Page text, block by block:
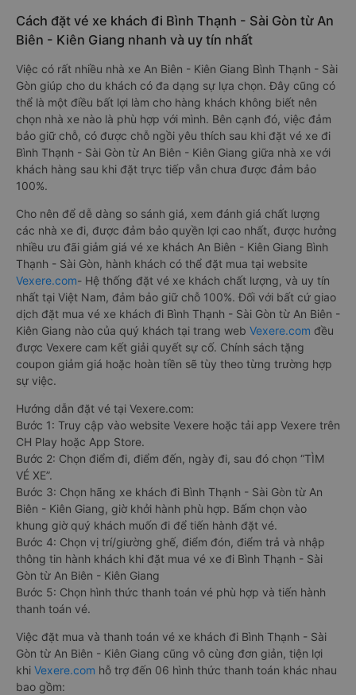
Cách đặt vé xe khách đi Bình Thạnh - Sài Gòn từ An
Biên - Kiên Giang nhanh và uy tín nhất
Việc có rất nhiều nhà xe An Biên - Kiên Giang Bình Thạnh - Sài
Gòn giúp cho du khách có đa dạng sự lựa chọn. Đây cũng có
thể là một điều bất lợi làm cho hàng khách không biết nên
chọn nhà xe nào là phù hợp với mình. Bên cạnh đó, việc đảm
bảo giữ chỗ, có được chỗ ngồi yêu thích sau khi đặt vé xe đi
Bình Thạnh - Sài Gòn từ An Biên - Kiên Giang giữa nhà xe với
khách hàng sau khi đặt trực tiếp vẫn chưa được đảm bảo
100%.
Cho nên để dễ dàng so sánh giá, xem đánh giá chất lượng
các nhà xe đi, được đảm bảo quyền lợi cao nhất, được hưởng
nhiều ưu đãi giảm giá vé xe khách An Biên - Kiên Giang Bình
Thạnh - Sài Gòn, hành khách có thể đặt mua tại website
Vexere.com- Hệ thống đặt vé xe khách chất lượng, và uy tín
nhất tại Việt Nam, đảm bảo giữ chỗ 100%. Đối với bất cứ giao
dịch đặt mua vé xe khách đi Bình Thạnh - Sài Gòn từ An Biên -
Kiên Giang nào của quý khách tại trang web Vexere.com đều
được Vexere cam kết giải quyết sự cố. Chính sách tặng
coupon giảm giá hoặc hoàn tiền sẽ tùy theo từng trường hợp
sự việc.
Hướng dẫn đặt vé tại Vexere.com:
Bước 1: Truy cập vào website Vexere hoặc tải app Vexere trên
CH Play hoặc App Store.
Bước 2: Chọn điểm đi, điểm đến, ngày đi, sau đó chọn “TÌM
VÉ XE”.
Bước 3: Chọn hãng xe khách đi Bình Thạnh - Sài Gòn từ An
Biên - Kiên Giang, giờ khởi hành phù hợp. Bấm chọn vào
khung giờ quý khách muốn đi để tiến hành đặt vé.
Bước 4: Chọn vị trí/giường ghế, điểm đón, điểm trả và nhập
thông tin hành khách khi đặt mua vé xe đi Bình Thạnh - Sài
Gòn từ An Biên - Kiên Giang
Bước 5: Chọn hình thức thanh toán vé phù hợp và tiến hành
thanh toán vé.
Việc đặt mua và thanh toán vé xe khách đi Bình Thạnh - Sài
Gòn từ An Biên - Kiên Giang cũng vô cùng đơn giản, tiện lợi
khi Vexere.com hỗ trợ đến 06 hình thức thanh toán khác nhau
bao gồm: